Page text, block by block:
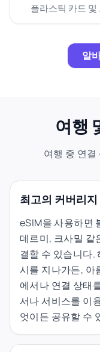
플라스틱 카드 및
알
여행
여행 중 연
최고의 커버리지
eSIM을 사용하면
데르미, 크사밀 같
결할 수 있습니다.
시를 지나가든, 아
에서나 연결 상태
서나 서비스를 이
엇이든 공유할 수